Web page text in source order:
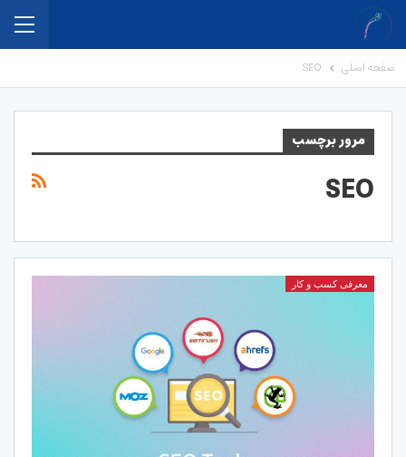
صفحه اصلی SEO
مرور برچسب
SEO
معرفی کسب و کار